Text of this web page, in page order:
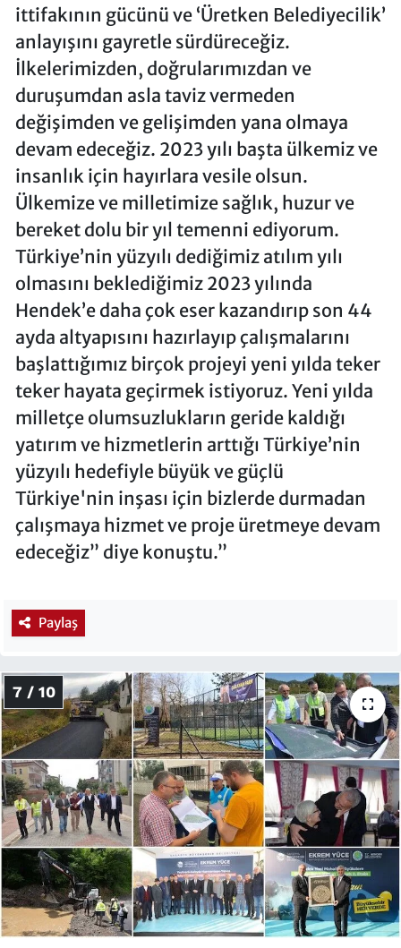
ittifakının gücünü ve ‘Üretken Belediyecilik’
anlayışını gayretle sürdüreceğiz.
İlkelerimizden, doğrularımızdan ve
duruşumdan asla taviz vermeden
değişimden ve gelişimden yana olmaya
devam edeceğiz. 2023 yılı başta ülkemiz ve
insanlık için hayırlara vesile olsun.
Ülkemize ve milletimize sağlık, huzur ve
bereket dolu bir yıl temenni ediyorum.
Türkiye’nin yüzyılı dediğimiz atılım yılı
olmasını beklediğimiz 2023 yılında
Hendek’e daha çok eser kazandırıp son 44
ayda altyapısını hazırlayıp çalışmalarını
başlattığımız birçok projeyi yeni yılda teker
teker hayata geçirmek istiyoruz. Yeni yılda
milletçe olumsuzlukların geride kaldığı
yatırım ve hizmetlerin arttığı Türkiye’nin
yüzyılı hedefiyle büyük ve güçlü
Türkiye'nin inşası için bizlerde durmadan
çalışmaya hizmet ve proje üretmeye devam
edeceğiz” diye konuştu.”
Paylaş
7 / 10